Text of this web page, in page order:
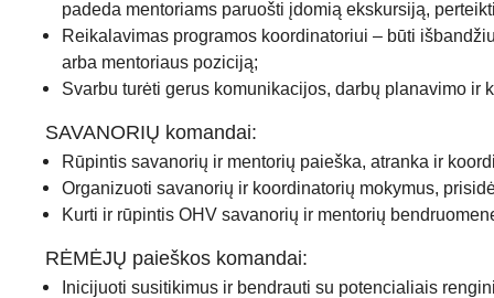
padeda mentoriams paruošti įdomią ekskursiją,
Reikalavimas programos koordinatoriui – būti
arba mentoriaus poziciją;
Svarbu turėti gerus komunikacijos, darbų planavimo ir
SAVANORIŲ komandai:
Rūpintis savanorių ir mentorių paieška, atranka ir
Organizuoti savanorių ir koordinatorių mokymus,
Kurti ir rūpintis OHV savanorių ir mentorių
RĖMĖJŲ paieškos komandai:
Inicijuoti susitikimus ir bendrauti su potencialiais